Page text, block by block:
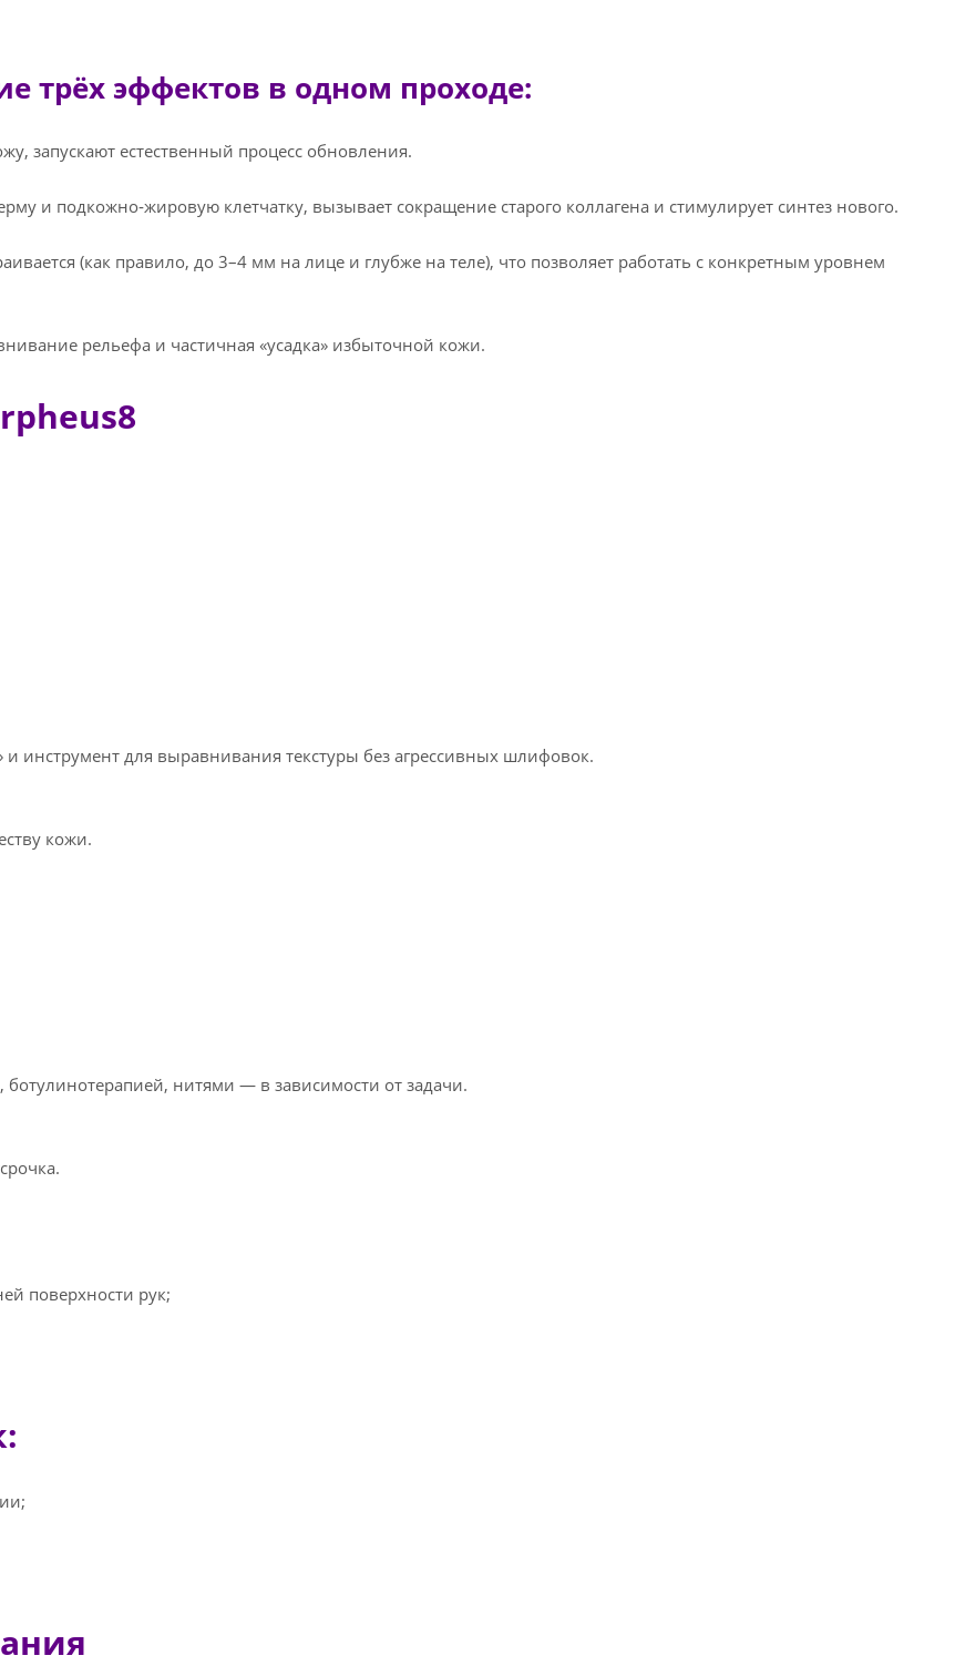
трёх эффектов в одном проходе:
запускают естественный процесс обновления.
и подкожно‑жировую клетчатку, вызывает сокращение старого коллагена и стимулирует синтез нового.
(как правило, до 3–4 мм на лице и глубже на теле), что позволяет работать с конкретным уровнем
рельефа и частичная «усадка» избыточной кожи.
и инструмент для выравнивания текстуры без агрессивных шлифовок.
кожи.
нитями — в зависимости от задачи.
поверхности рук;